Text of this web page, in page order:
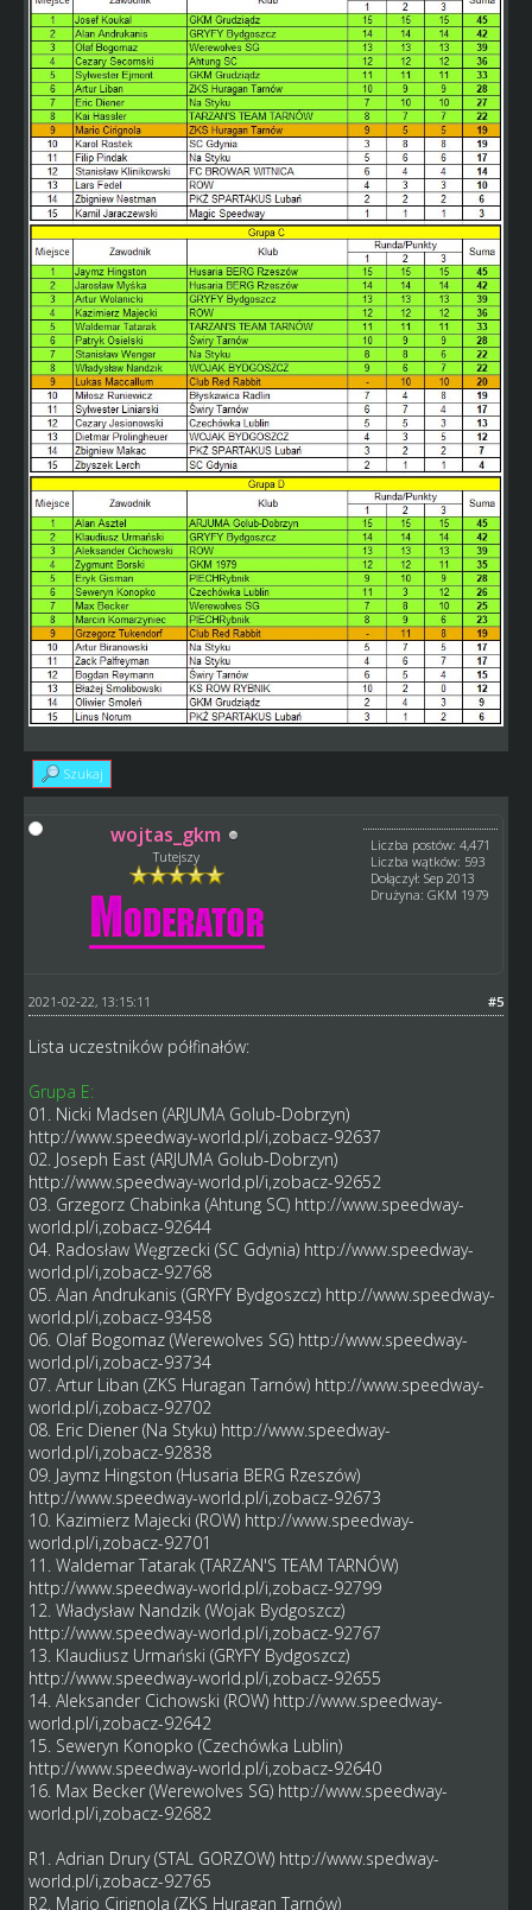
Szukaj
wojtas_gkm
Tutejszy
Liczba postów: 4,471
Liczba wątków: 593
Dołączył: Sep 2013
Drużyna: GKM 1979
#5
2021-02-22, 13:15:11
Lista uczestników półfinałów:
Grupa E:
01. Nicki Madsen (ARJUMA Golub-Dobrzyn)
http://www.speedway-world.pl/i,zobacz-92637
02. Joseph East (ARJUMA Golub-Dobrzyn)
http://www.speedway-world.pl/i,zobacz-92652
03. Grzegorz Chabinka (Ahtung SC) http://www.speedway-
world.pl/i,zobacz-92644
04. Radosław Węgrzecki (SC Gdynia) http://www.speedway-
world.pl/i,zobacz-92768
05. Alan Andrukanis (GRYFY Bydgoszcz) http://www.speedway-
world.pl/i,zobacz-93458
06. Olaf Bogomaz (Werewolves SG) http://www.speedway-
world.pl/i,zobacz-93734
07. Artur Liban (ZKS Huragan Tarnów) http://www.speedway-
world.pl/i,zobacz-92702
08. Eric Diener (Na Styku) http://www.speedway-
world.pl/i,zobacz-92838
09. Jaymz Hingston (Husaria BERG Rzeszów)
http://www.speedway-world.pl/i,zobacz-92673
10. Kazimierz Majecki (ROW) http://www.speedway-
world.pl/i,zobacz-92701
11. Waldemar Tatarak (TARZAN'S TEAM TARNÓW)
http://www.speedway-world.pl/i,zobacz-92799
12. Władysław Nandzik (Wojak Bydgoszcz)
http://www.speedway-world.pl/i,zobacz-92767
13. Klaudiusz Urmański (GRYFY Bydgoszcz)
http://www.speedway-world.pl/i,zobacz-92655
14. Aleksander Cichowski (ROW) http://www.speedway-
world.pl/i,zobacz-92642
15. Seweryn Konopko (Czechówka Lublin)
http://www.speedway-world.pl/i,zobacz-92640
16. Max Becker (Werewolves SG) http://www.speedway-
world.pl/i,zobacz-92682
R1. Adrian Drury (STAL GORZOW) http://www.spedway-
world.pl/i,zobacz-92765
R2. Mario Cirignola (ZKS Huragan Tarnów)